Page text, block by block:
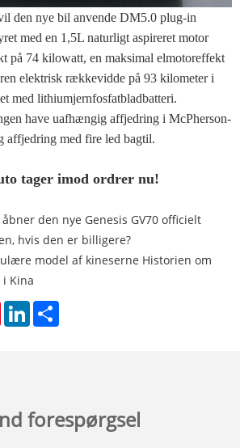
den nye bil anvende DM5.0 plug-in
med en 1,5L naturligt aspireret motor
på 74 kilowatt, en maksimal elmotoreffekt
elektrisk rækkevidde på 93 kilometer i
med lithiumjernfosfatbladbatteri.
have uafhængig affjedring i McPherson-
affjedring med fire led bagtil.
tager imod ordrer nu!
åbner den nye Genesis GV70 officielt
hvis den er billigere?
model af kineserne Historien om
i Kina
PinterestLinkedIn
forespørgsel